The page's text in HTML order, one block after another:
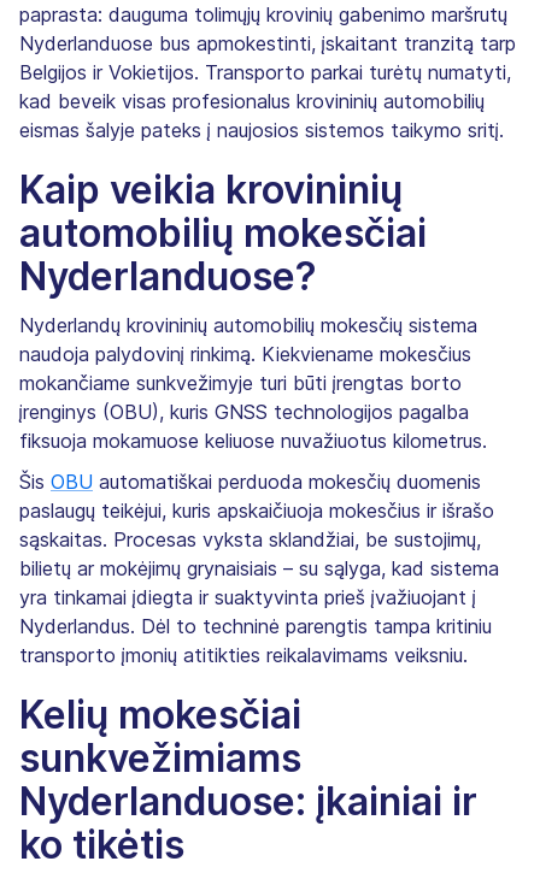
paprasta: dauguma tolimųjų krovinių gabenimo maršrutų
Nyderlanduose bus apmokestinti, įskaitant tranzitą tarp
Belgijos ir Vokietijos. Transporto parkai turėtų numatyti,
kad beveik visas profesionalus krovininių automobilių
eismas šalyje pateks į naujosios sistemos taikymo sritį.
Kaip veikia krovininių
automobilių mokesčiai
Nyderlanduose?
Nyderlandų krovininių automobilių mokesčių sistema
naudoja palydovinį rinkimą. Kiekviename mokesčius
mokančiame sunkvežimyje turi būti įrengtas borto
įrenginys (OBU), kuris GNSS technologijos pagalba
fiksuoja mokamuose keliuose nuvažiuotus kilometrus.
Šis OBU automatiškai perduoda mokesčių duomenis
paslaugų teikėjui, kuris apskaičiuoja mokesčius ir išrašo
sąskaitas. Procesas vyksta sklandžiai, be sustojimų,
bilietų ar mokėjimų grynaisiais – su sąlyga, kad sistema
yra tinkamai įdiegta ir suaktyvinta prieš įvažiuojant į
Nyderlandus. Dėl to techninė parengtis tampa kritiniu
transporto įmonių atitikties reikalavimams veiksniu.
Kelių mokesčiai
sunkvežimiams
Nyderlanduose: įkainiai ir
ko tikėtis